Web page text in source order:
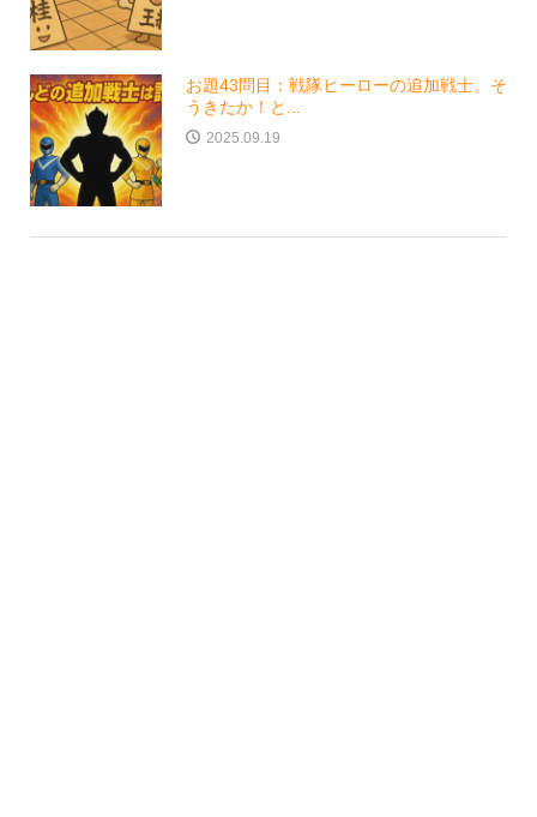
お題43問目：戦隊ヒーローの追加戦士。そ
うきたか！と...
2025.09.19